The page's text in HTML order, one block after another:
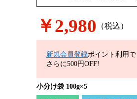
￥2,980 （税込）
新規会員登録ポイント利用で
さらに500円OFF!
小分け袋 100g×5